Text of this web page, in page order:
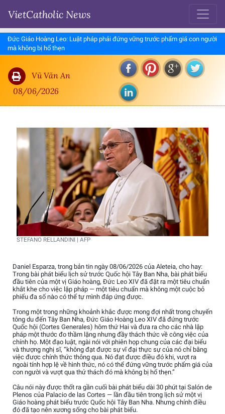
VietCatholic News
Đức Giáo Hoàng Leo: Luật pháp phải đứng vững trước phẩm giá con người
mà không bị hổ thẹn
Vũ Văn An
08/06/2026
STEFANO RELLANDINI | AFP
Daniel Esparza, trong bản tin ngày 08/06/2026 của Aleteia, cho hay:
Trong bài phát biểu lịch sử trước Quốc hội Tây Ban Nha, bài phát biểu
đầu tiên của một vị Giáo hoàng, Đức Leo XIV đã đặt ra một tiêu chuẩn
khắt khe cho việc lập pháp — một tiêu chuẩn mà không một cuộc bỏ
phiếu đa số nào có thể tự mình đáp ứng được.
Trong một trong những khoảnh khắc được mong đợi nhất trong chuyến
tông du đến Tây Ban Nha, Đức Giáo Hoàng Leo XIV đã đứng trước
Quốc hội (Cortes Generales) hôm thứ Hai và đưa ra cho các nhà lập
pháp một thước đo thầm lặng nhưng đầy thách thức về công việc của
chính họ. Một đạo luật, ngài nói với phiên họp chung của các đại biểu
và thượng nghị sĩ, “không đạt được sự vĩ đại thực sự của nó chỉ bằng
việc được chính thức thông qua. Nó đạt được điều đó khi, vượt ra
ngoài tính hợp lệ về hình thức, nó có thể đứng vững trước phẩm giá của
con người và vượt qua thử thách đó mà không bị hổ thẹn.”
Câu nói này được thốt ra gần cuối bài phát biểu dài 30 phút tại Salón de
Plenos của Palacio de las Cortes — lần đầu tiên trong lịch sử một vị
Giáo hoàng phát biểu trước Quốc hội Tây Ban Nha. Nhưng chính điều
đó đã tạo nên xương sống cho bài phát biểu.